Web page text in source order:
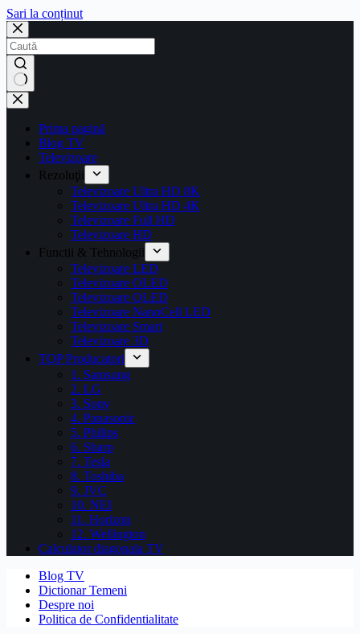
Sari la conținut
Prima pagină
Blog TV
Televizoare
Rezoluţii
Televizoare Ultra HD 8K
Televizoare Ultra HD 4K
Televizoare Full HD
Televizoare HD
Functii & Tehnologii
Televizoare LED
Televizoare OLED
Televizoare QLED
Televizoare NanoCell LED
Televizoare Smart
Televizoare 3D
TOP Producatori
1. Samsung
2. LG
3. Sony
4. Panasonic
5. Philips
6. Sharp
7. Tesla
8. Toshiba
9. JVC
10. NEI
11. Horizon
12. Wellington
Calculator diagonala TV
Blog TV
Dictionar Temeni
Despre noi
Politica de Confidentialitate